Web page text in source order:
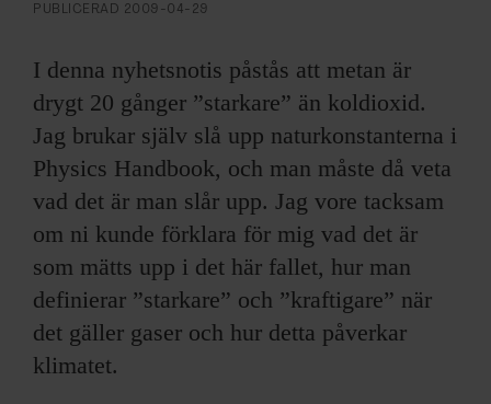
SHOP
KONTAKTA F&F
SKRIV I F&F
PRENUMERERA PÅ F&F
ANNONSERA I F&F
PUBLICERAD 2009-04-29
I denna nyhetsnotis påstås att metan är
drygt 20 gånger ”starkare” än koldioxid.
Jag brukar själv slå upp naturkonstanterna i
Physics Handbook, och man måste då veta
vad det är man slår upp. Jag vore tacksam
om ni kunde förklara för mig vad det är
som mätts upp i det här fallet, hur man
definierar ”starkare” och ”kraftigare” när
det gäller gaser och hur detta påverkar
klimatet.